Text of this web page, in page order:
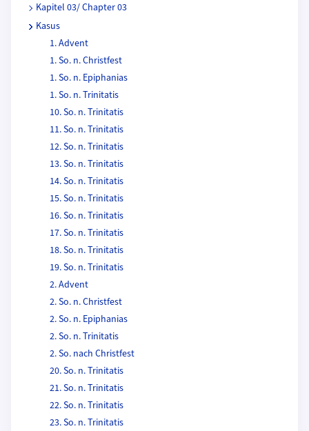
Kapitel 03/ Chapter 03
Kasus
1. Advent
1. So. n. Christfest
1. So. n. Epiphanias
1. So. n. Trinitatis
10. So. n. Trinitatis
11. So. n. Trinitatis
12. So. n. Trinitatis
13. So. n. Trinitatis
14. So. n. Trinitatis
15. So. n. Trinitatis
16. So. n. Trinitatis
17. So. n. Trinitatis
18. So. n. Trinitatis
19. So. n. Trinitatis
2. Advent
2. So. n. Christfest
2. So. n. Epiphanias
2. So. n. Trinitatis
2. So. nach Christfest
20. So. n. Trinitatis
21. So. n. Trinitatis
22. So. n. Trinitatis
23. So. n. Trinitatis